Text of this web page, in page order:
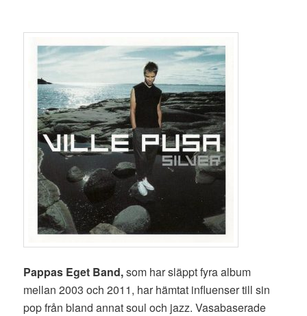
Pappas Eget Band,som har släppt fyra album
mellan 2003 och 2011, har hämtat influenser till sin
pop från bland annat soul och jazz. Vasabaserade